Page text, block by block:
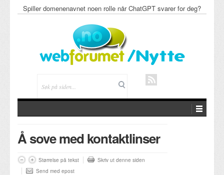
Spiller domenenavnet noen rolle når ChatGPT svarer for deg?
Å sove med kontaktlinser
Størrelse på tekst
Skriv ut denne siden
Send med epost